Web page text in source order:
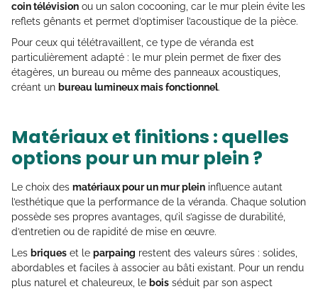
coin télévision ou un salon cocooning, car le mur plein évite les
reflets gênants et permet d’optimiser l’acoustique de la pièce.
Pour ceux qui télétravaillent, ce type de véranda est
particulièrement adapté : le mur plein permet de fixer des
étagères, un bureau ou même des panneaux acoustiques,
créant un bureau lumineux mais fonctionnel.
Matériaux et finitions : quelles
options pour un mur plein ?
Le choix des matériaux pour un mur plein influence autant
l’esthétique que la performance de la véranda. Chaque solution
possède ses propres avantages, qu’il s’agisse de durabilité,
d’entretien ou de rapidité de mise en œuvre.
Les briques et le parpaing restent des valeurs sûres : solides,
abordables et faciles à associer au bâti existant. Pour un rendu
plus naturel et chaleureux, le bois séduit par son aspect